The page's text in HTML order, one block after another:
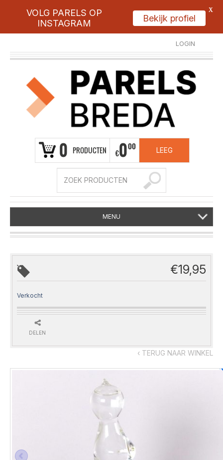
LOGIN
REGISTREER
0 PRODUCTEN €000 LEEG
MENU
‹ TERUG NAAR WINKEL
€19,95
Verkocht
DELEN
VOLG PARELS OP
INSTAGRAM
Bekijk profiel
X